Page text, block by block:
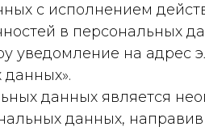
с исполнением
в персональных
уведомление на адрес
данных является
данных,